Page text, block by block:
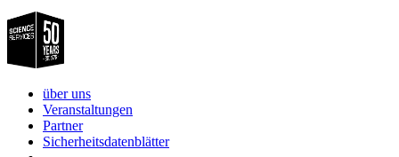
über uns
Veranstaltungen
Partner
Sicherheitsdatenblätter